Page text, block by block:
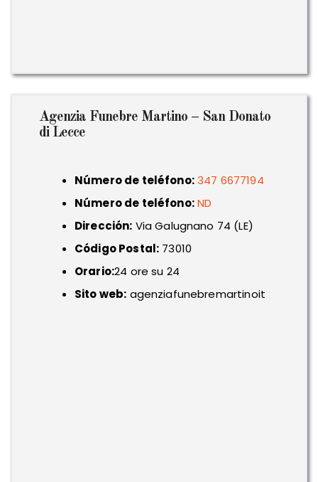
Agenzia Funebre Martino – San Donato
di Lecce
Número de teléfono:347 6677194
Número de teléfono:ND
Dirección: Via Galugnano 74 (LE)
Código Postal: 73010
Orario:24 ore su 24
Sito web: agenziafunebremartinoit